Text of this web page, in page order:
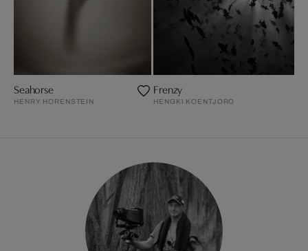
Seahorse
HENRY HORENSTEIN
Frenzy
HENGKI KOENTJORO